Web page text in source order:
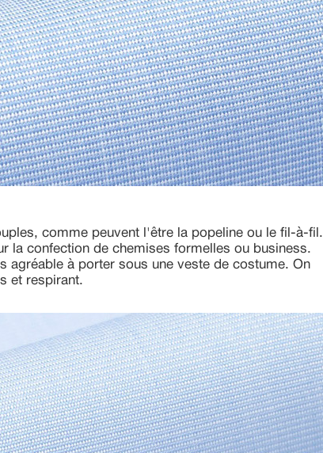
comme peuvent l'être la popeline ou le fil-à-fil.
la confection de chemises formelles ou business.
agréable à porter sous une veste de costume. On
et respirant.